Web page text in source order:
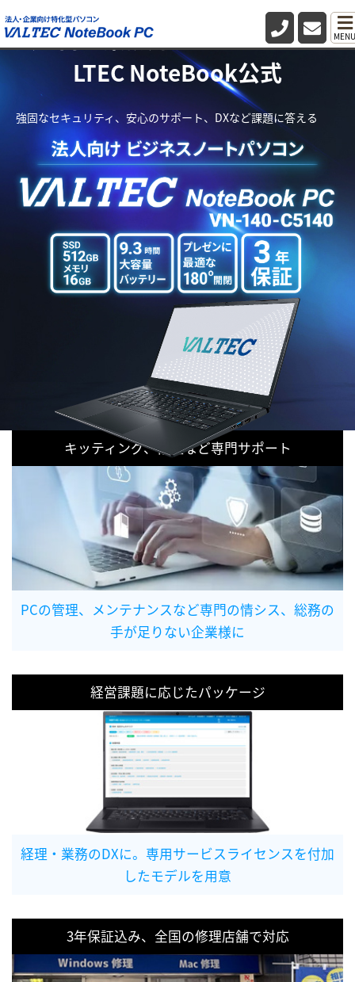
MENU
法人向け業務用パソコン・PC VA
LTEC NoteBook公式
強固なセキュリティ、安心のサポート、DXなど課題に答える
キッティング、修理など専門サポート
PCの管理、メンテナンスなど専門の情シス、総務の
手が足りない企業様に
経営課題に応じたパッケージ
経理・業務のDXに。専用サービスライセンスを付加
したモデルを用意
3年保証込み、全国の修理店舗で対応